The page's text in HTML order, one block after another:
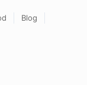
Blog